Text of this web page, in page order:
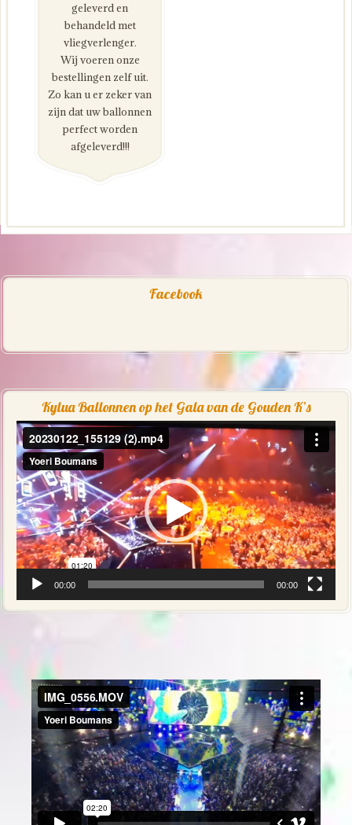
geleverd en
behandeld met
vliegverlenger.
Wij voeren onze
bestellingen zelf uit.
Zo kan u er zeker van
zijn dat uw ballonnen
perfect worden
afgeleverd!!!
Facebook
Kylua Ballonnen op het Gala van de Gouden K’s
Videospeler
00:00 00:00